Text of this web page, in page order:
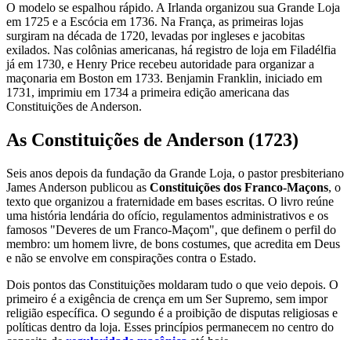
O modelo se espalhou rápido. A Irlanda organizou sua Grande Loja
em 1725 e a Escócia em 1736. Na França, as primeiras lojas
surgiram na década de 1720, levadas por ingleses e jacobitas
exilados. Nas colônias americanas, há registro de loja em Filadélfia
já em 1730, e Henry Price recebeu autoridade para organizar a
maçonaria em Boston em 1733. Benjamin Franklin, iniciado em
1731, imprimiu em 1734 a primeira edição americana das
Constituições de Anderson.
As Constituições de Anderson (1723)
Seis anos depois da fundação da Grande Loja, o pastor presbiteriano
James Anderson publicou as Constituições dos Franco-Maçons, o
texto que organizou a fraternidade em bases escritas. O livro reúne
uma história lendária do ofício, regulamentos administrativos e os
famosos "Deveres de um Franco-Maçom", que definem o perfil do
membro: um homem livre, de bons costumes, que acredita em Deus
e não se envolve em conspirações contra o Estado.
Dois pontos das Constituições moldaram tudo o que veio depois. O
primeiro é a exigência de crença em um Ser Supremo, sem impor
religião específica. O segundo é a proibição de disputas religiosas e
políticas dentro da loja. Esses princípios permanecem no centro do